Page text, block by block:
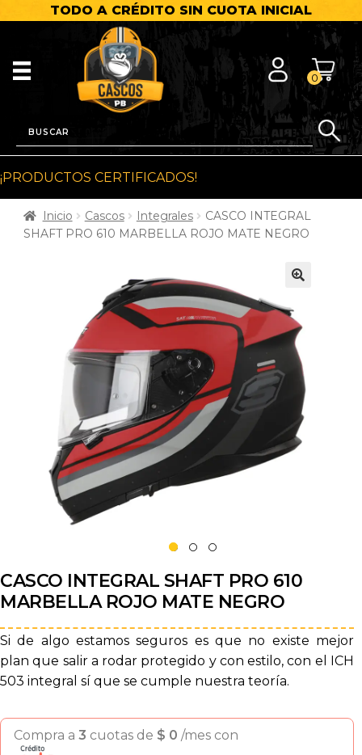
TODO A CRÉDITO SIN CUOTA INICIAL
0
¡PRODUCTOS CERTIFICADOS!
Inicio Cascos Integrales
CASCO INTEGRAL
SHAFT PRO 610 MARBELLA ROJO MATE NEGRO
CASCO INTEGRAL SHAFT PRO 610
MARBELLA ROJO MATE NEGRO
Si de algo estamos seguros es que no existe mejor
plan que salir a rodar protegido y con estilo, con el ICH
503 integral sí que se cumple nuestra teoría.
Compra a 3 cuotas de $ 0 /mes con